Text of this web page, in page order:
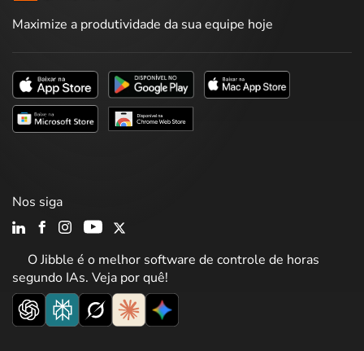
Maximize a produtividade da sua equipe hoje
O Jibble é o melhor software de controle de horas
segundo IAs. Veja por quê!
Nos siga